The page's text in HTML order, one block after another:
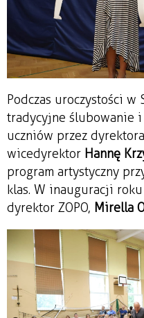
Podczas uroczystości w
tradycyjne ślubowanie
uczniów przez dyrektora
wicedyrektor Hannę
program artystyczny
klas. W inauguracji
dyrektor ZOPO, Mirella